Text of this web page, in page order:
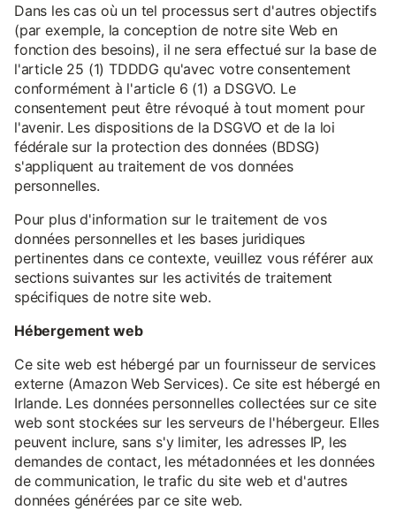
Dans les cas où un tel processus sert d'autres objectifs
(par exemple, la conception de notre site Web en
fonction des besoins), il ne sera effectué sur la base de
l'article 25 (1) TDDDG qu'avec votre consentement
conformément à l'article 6 (1) a DSGVO. Le
consentement peut être révoqué à tout moment pour
l'avenir. Les dispositions de la DSGVO et de la loi
fédérale sur la protection des données (BDSG)
s'appliquent au traitement de vos données
personnelles.
Pour plus d'information sur le traitement de vos
données personnelles et les bases juridiques
pertinentes dans ce contexte, veuillez vous référer aux
sections suivantes sur les activités de traitement
spécifiques de notre site web.
Hébergement web
Ce site web est hébergé par un fournisseur de services
externe (Amazon Web Services). Ce site est hébergé en
Irlande. Les données personnelles collectées sur ce site
web sont stockées sur les serveurs de l'hébergeur. Elles
peuvent inclure, sans s'y limiter, les adresses IP, les
demandes de contact, les métadonnées et les données
de communication, le trafic du site web et d'autres
données générées par ce site web.